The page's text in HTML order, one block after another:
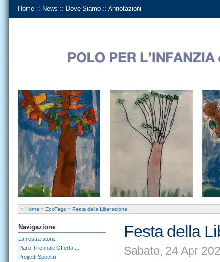
Home :: News :: Dove Siamo :: Annotazioni
» Home » EcoTags » Festa della Liberazione
Festa della
Sabato, 24 Apr
Navigazione
La nostra storia
Piano Triennale Offerta ...
Progetti Speciali